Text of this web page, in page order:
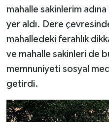
mahalle sakinlerim
yer aldı. Dere
mahalledeki ferahlık
ve mahalle sakinleri de
memnuniyeti sosyal
getirdi.